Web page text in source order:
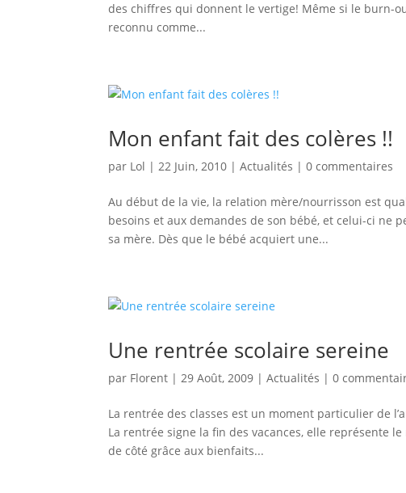
des chiffres qui donnent le vertige! Même si le burn-
reconnu comme...
Mon enfant fait des colères !!
par Lol |22 Juin, 2010 |Actualités |0 commentaires
Au début de la vie, la relation mère/nourrisson est
besoins et aux demandes de son bébé, et celui-ci ne
sa mère. Dès que le bébé acquiert une...
Une rentrée scolaire sereine
par Florent |29 Août, 2009 |Actualités |0
La rentrée des classes est un moment particulier de
La rentrée signe la fin des vacances, elle représente
de côté grâce aux bienfaits...